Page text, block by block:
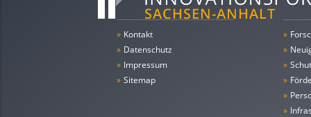
» Kontakt
» Datenschutz
» Impressum
» Sitemap
»
»
»
»
»
»